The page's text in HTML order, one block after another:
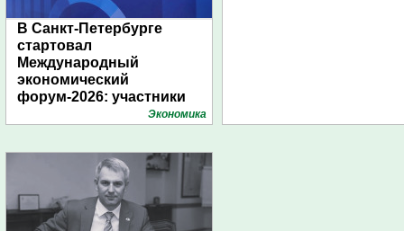
В Санкт-Петербурге
стартовал
Международный
экономический
форум-2026: участники
подготовили креативные
Экономика